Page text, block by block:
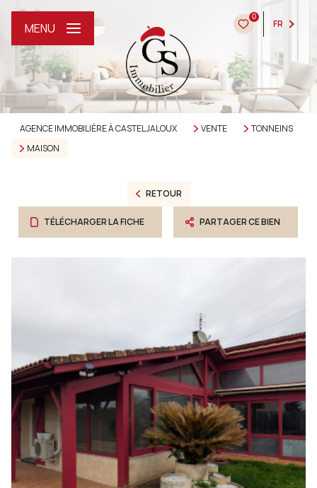
0
FR
MENU
AGENCE IMMOBILIÈRE À CASTELJALOUX VENTE
TONNEINS
MAISON
RETOUR
TÉLÉCHARGER LA FICHE PARTAGER CE BIEN